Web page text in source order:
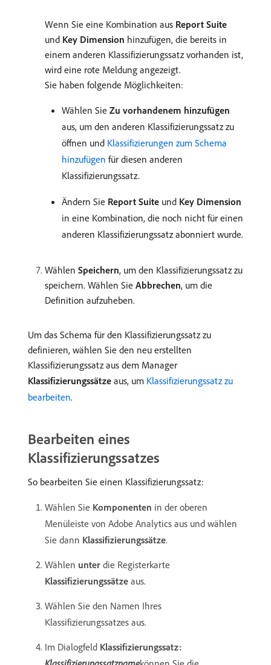
Wenn Sie eine Kombination aus Report Suite
und Key Dimension hinzufügen, die bereits in
einem anderen Klassifizierungssatz vorhanden ist,
wird eine rote Meldung angezeigt.
Sie haben folgende Möglichkeiten:
Wählen Sie Zu vorhandenem hinzufügen
aus, um den anderen Klassifizierungssatz zu
öffnen und Klassifizierungen zum Schema
hinzufügen für diesen anderen
Klassifizierungssatz.
Ändern Sie Report Suite und Key Dimension
in eine Kombination, die noch nicht für einen
anderen Klassifizierungssatz abonniert wurde.
Wählen Speichern, um den Klassifizierungssatz zu
speichern. Wählen Sie Abbrechen, um die
Definition aufzuheben.
Um das Schema für den Klassifizierungssatz zu
definieren, wählen Sie den neu erstellten
Klassifizierungssatz aus dem Manager
Klassifizierungssätze aus, um Klassifizierungssatz zu
bearbeiten.
Bearbeiten eines
Klassifizierungssatzes
So bearbeiten Sie einen Klassifizierungssatz:
Wählen Sie Komponenten in der oberen
Menüleiste von Adobe Analytics aus und wählen
Sie dann Klassifizierungssätze.
Wählen unter die Registerkarte
Klassifizierungssätze aus.
Wählen Sie den Namen Ihres
Klassifizierungssatzes aus.
Im Dialogfeld Klassifizierungssatz: